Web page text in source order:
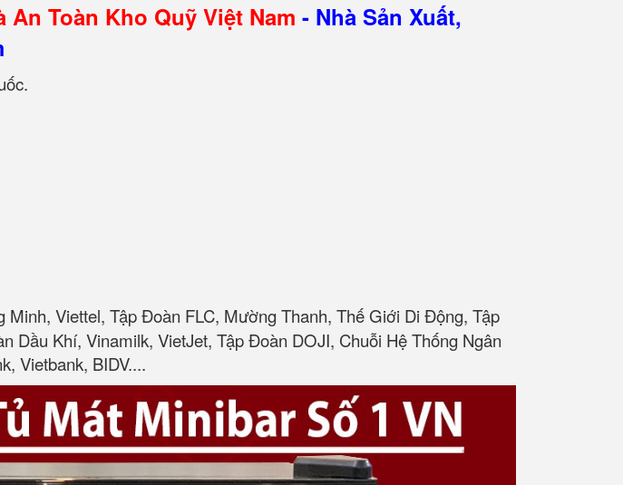
An Toàn Kho Quỹ Việt Nam - Nhà Sản Xuất,
Minh, Viettel, Tập Đoàn FLC, Mường Thanh, Thế Giới Di Động, Tập
Khí, Vinamilk, VietJet, Tập Đoàn DOJI, Chuỗi Hệ Thống Ngân
Vietbank, BIDV....